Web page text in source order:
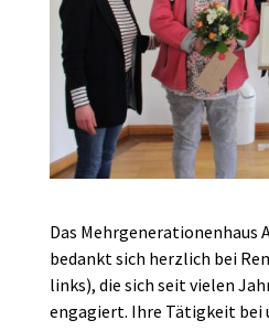
Das Mehrgenerationenhaus
bedankt sich herzlich bei
links), die sich seit vielen
engagiert. Ihre Tätigkeit bei